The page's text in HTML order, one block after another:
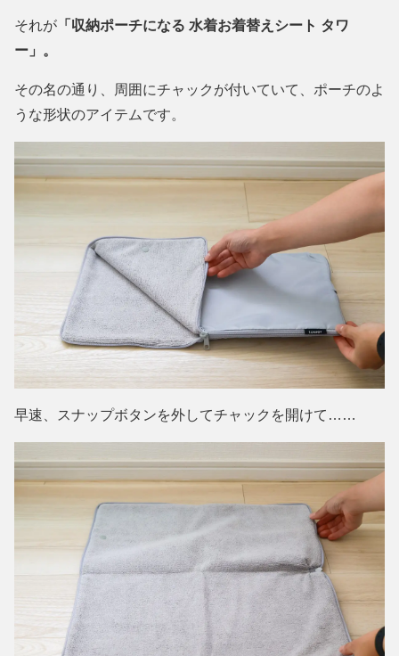
それが 「収納ポーチになる 水着お着替えシート タワ
ー」。
その名の通り、周囲にチャックが付いていて、ポーチのよ
うな形状のアイテムです。
早速、スナップボタンを外してチャックを開けて……